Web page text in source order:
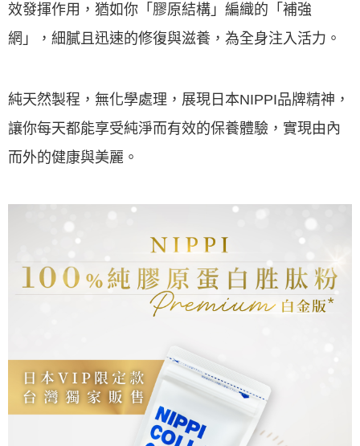
效發揮作用，猶如你「膠原結構」編織的「補強
網」，細膩且迅速的修復與滋養，為全身注入活力。
純天然製程，無化學處理，展現日本NIPPI品牌精神，
讓你每天都能享受純淨而有效的保養體驗，實現由內
而外的健康與美麗。